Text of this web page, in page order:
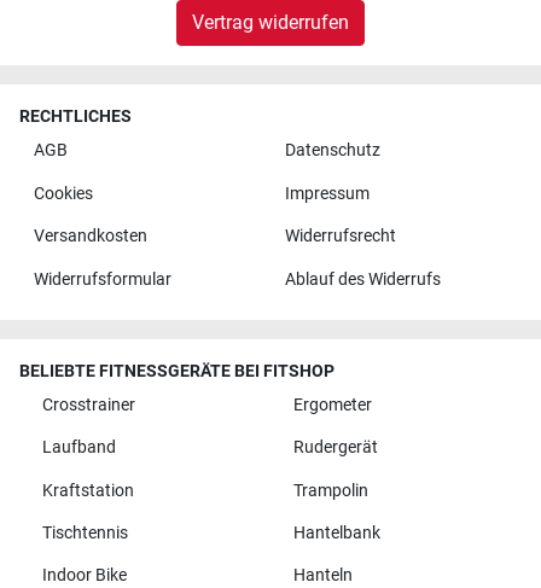
Vertrag widerrufen
RECHTLICHES
AGB
Datenschutz
Cookies Impressum
Versandkosten Widerrufsrecht
Widerrufsformular Ablauf des Widerrufs
BELIEBTE FITNESSGERÄTE BEI FITSHOP
Crosstrainer
Ergometer
Laufband Rudergerät
Kraftstation Trampolin
Tischtennis Hantelbank
Indoor Bike Hanteln